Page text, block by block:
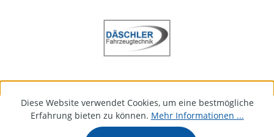
Diese Website verwendet Cookies, um eine bestmögliche
Erfahrung bieten zu können. Mehr Informationen ...